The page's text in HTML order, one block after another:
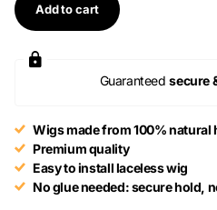
Add to cart
Guaranteedsecure
Wigs made from 100% natural
Premium quality
Easy to install laceless wig
No glue needed: secure hold,